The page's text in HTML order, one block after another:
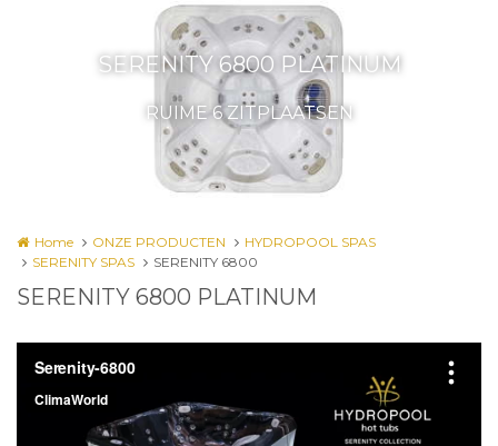
SERENITY 6800 PLATINUM
RUIME 6 ZITPLAATSEN
Home ONZE PRODUCTEN
HYDROPOOL SPAS
SERENITY SPAS
SERENITY 6800
SERENITY 6800 PLATINUM